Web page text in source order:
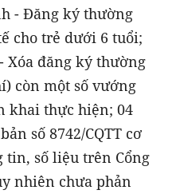
- Đăng ký thường
cho trẻ dưới 6 tuổi;
Xóa đăng ký thường
còn một số vướng
khai thực hiện; 04
số 8742/CQTT cơ
tin, số liệu trên Cổng
nhiên chưa phản